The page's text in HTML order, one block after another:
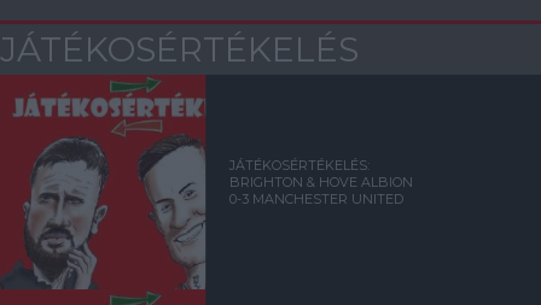
JÁTÉKOSÉRTÉKELÉS
JÁTÉKOSÉRTÉKELÉS:
BRIGHTON & HOVE ALBION
0-3 MANCHESTER UNITED